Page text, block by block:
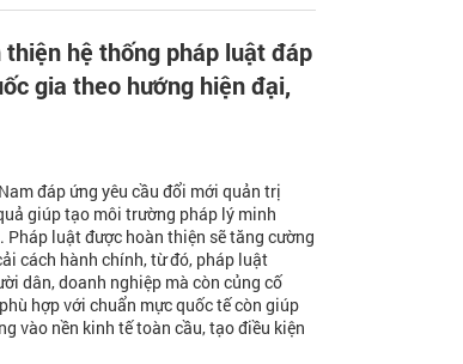
hệ thống pháp luật đáp
gia theo hướng hiện đại,
đáp ứng yêu cầu đổi mới quản trị
giúp tạo môi trường pháp lý minh
luật được hoàn thiện sẽ tăng cường
cách hành chính, từ đó, pháp luật
dân, doanh nghiệp mà còn củng cố
hợp với chuẩn mực quốc tế còn giúp
vào nền kinh tế toàn cầu, tạo điều kiện